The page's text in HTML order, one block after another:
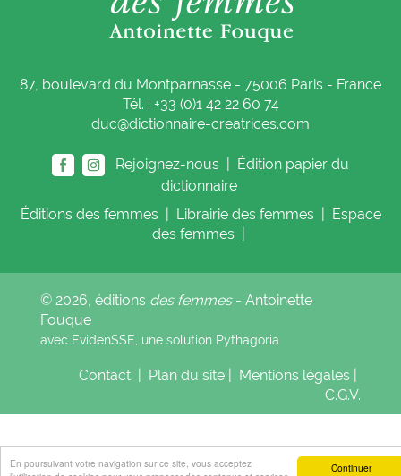
Continuer
En poursuivant votre navigation sur ce site, vous acceptez
87, boulevard du Montparnasse - 75006 Paris - France
Tél. : +33 (0)1 42 22 60 74
duc@dictionnaire-creatrices.com
Rejoignez-nous |
Édition papier du
dictionnaire
Éditions des femmes Librairie des femmes
Espace
des femmes
© 2026, éditions des femmes- Antoinette
Fouque
avec EvidenSSE, une solution Pythagoria
Contact Plan du site Mentions légales
C.G.V.